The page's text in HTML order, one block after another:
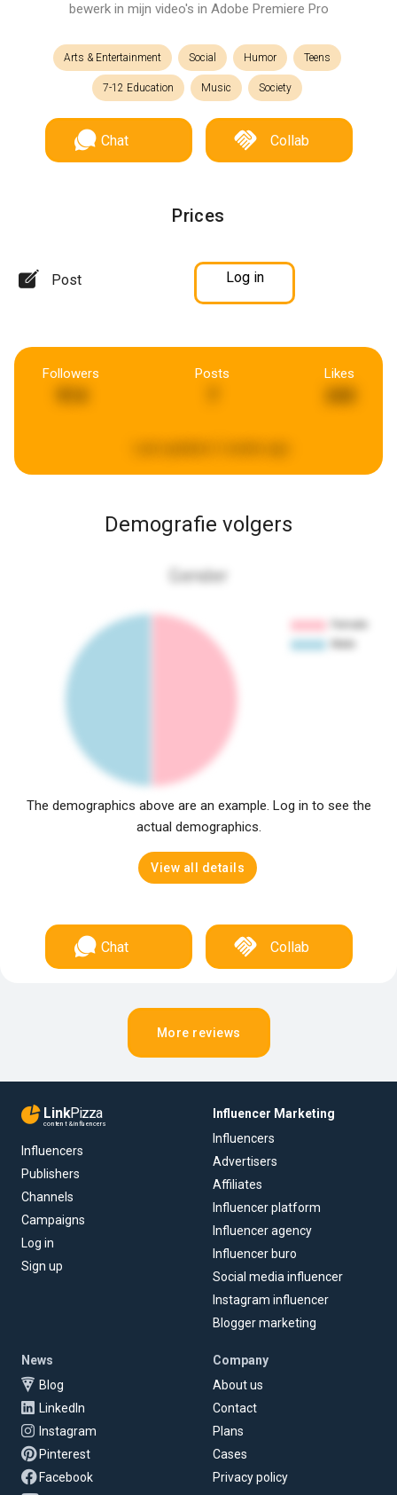
bewerk in mijn video's in Adobe Premiere Pro
Arts & Entertainment Social Humor Teens
7-12 Education Music Society
Chat Collab
Prices
Post Log in
Followers Posts Likes
Demografie volgers
Gender
The demographics above are an example. Log in to see the
actual demographics.
View all details
Chat Collab
More reviews
LinkPizza
content & influencers
Influencers
Publishers
Channels
Campaigns
Log in
Sign up
Influencer Marketing
Influencers
Advertisers
Affiliates
Influencer platform
Influencer agency
Influencer buro
Social media influencer
Instagram influencer
Blogger marketing
News
Blog
LinkedIn
Instagram
Pinterest
Facebook
Company
About us
Contact
Plans
Cases
Privacy policy